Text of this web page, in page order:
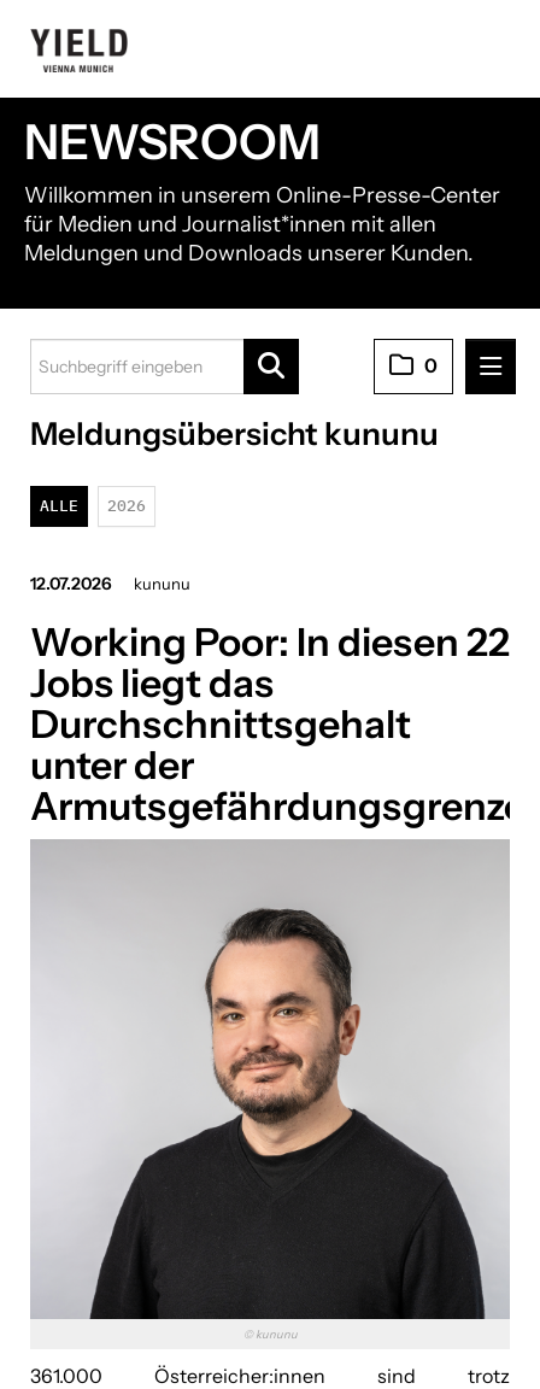
NEWSROOM
Willkommen in unserem Online-Presse-Center
für Medien und Journalist*innen mit allen
Meldungen und Downloads unserer Kunden.
0
Pressemitteilungen
21shares
Black Manta Capital Partners
Bookbot
Brantner green solutions
CONDA Capital
Confiserie Heindl
DOCH!
EPH Group
Linde Verlag
Lucky Car
Mandarin Oriental Vienna
Mer Austria
Meldungsübersicht kununu
ALLE 2026
12.07.2026 kununu
Working Poor: In diesen 22
Jobs liegt das
Durchschnittsgehalt
unter der
Armutsgefährdungsgrenze
© kununu
361.000 Österreicher:innen sind trotz